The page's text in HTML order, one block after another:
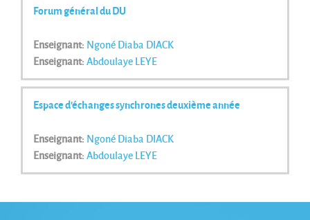
Forum général du DU
Enseignant: Ngoné Diaba DIACK
Enseignant: Abdoulaye LEYE
Espace d'échanges synchrones deuxième année
Enseignant: Ngoné Diaba DIACK
Enseignant: Abdoulaye LEYE